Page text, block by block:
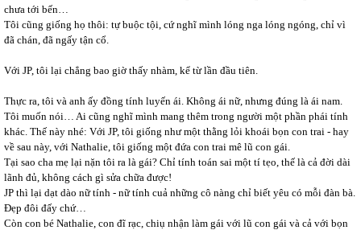
chưa tới bến…
Tôi cũng giống họ thôi: tự buộc tội, cứ nghĩ mình lóng nga lóng ngóng, chỉ vì
đã chán, đã ngấy tận cổ.
Với JP, tôi lại chẳng bao giờ thấy nhàm, kể từ lần đầu tiên.
Thực ra, tôi và anh ấy đồng tính luyến ái. Không ái nữ, nhưng đúng là ái nam.
Tôi muốn nói… Ai cũng nghĩ mình mang thêm trong người một phần phái tính
khác. Thế này nhé: Với JP, tôi giống như một thằng lỏi khoái bọn con trai - hay
về sau này, với Nathalie, tôi giống một đứa con trai mê lũ con gái.
Tại sao cha mẹ lại nặn tôi ra là gái? Chỉ tính toán sai một tí tẹo, thế là cả đời dài
lãnh đủ, không cách gì sửa chữa được!
JP thì lại dạt dào nữ tính - nữ tính cuả những cô nàng chỉ biết yêu có mỗi đàn bà.
Đẹp đôi đấy chứ…
Còn con bé Nathalie, con đĩ rạc, chiụ nhận làm gái với lũ con gái và cả với bọn